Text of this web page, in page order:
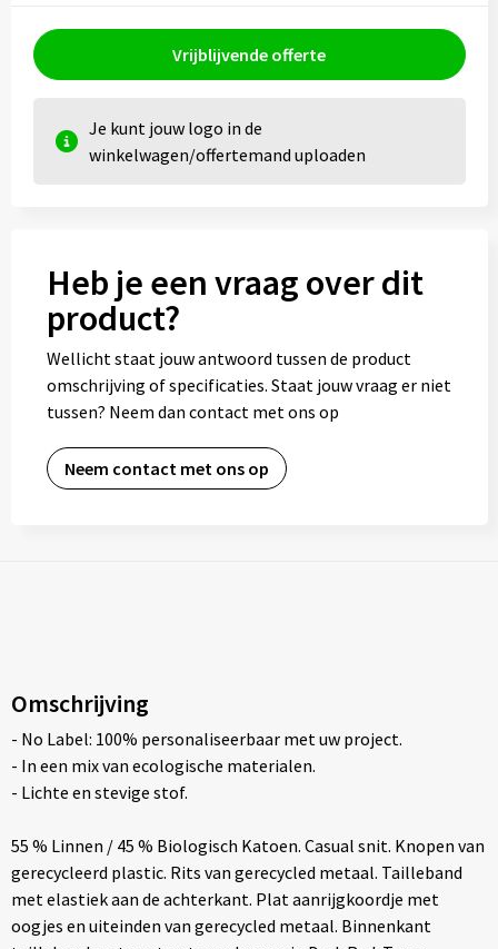
Vesten Vrijblijvende offerte
Je kunt jouw logo in de
winkelwagen/offertemand uploaden
Heb je een vraag over dit
product?
Wellicht staat jouw antwoord tussen de product
omschrijving of specificaties. Staat jouw vraag er niet
tussen? Neem dan contact met ons op
Neem contact met ons op
Omschrijving
- No Label: 100% personaliseerbaar met uw project.
- In een mix van ecologische materialen.
- Lichte en stevige stof.
55 % Linnen / 45 % Biologisch Katoen. Casual snit. Knopen van
gerecycleerd plastic. Rits van gerecycled metaal. Tailleband
met elastiek aan de achterkant. Plat aanrijgkoordje met
oogjes en uiteinden van gerecycled metaal. Binnenkant